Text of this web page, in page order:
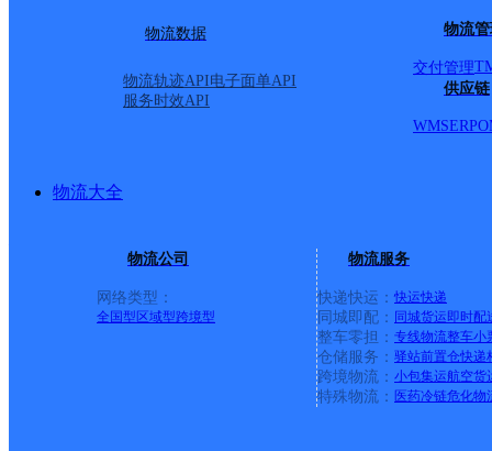
物流数据
物流轨迹API电子面单API
服务时效API
物流
交付管理
供应链
WMSERP
物流大全
物流公司
网络类型：
全国型 区域型跨境型
物流服务
快递快运： 快运快递
同城即配： 同城货运即时配
整车零担： 专线物流整车小
仓储服务： 驿站前置仓快递
跨境物流： 小包集运航空货
特殊物流： 医药冷链危化物
速尔快递 更多号码
地址
派送范围:B:北至南一环
圆通速递 更多号码地址
派送范围:庐阳区一环以